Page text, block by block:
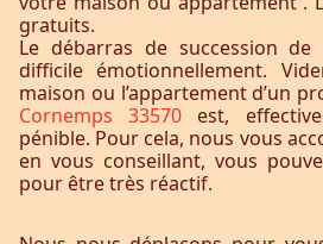
gratuits.
Le débarras de succession
difficile émotionnellement.
maison ou l’appartement d’un
Cornemps 33570 est,
pénible. Pour cela, nous vous
en vous conseillant, vous
pour être très réactif.